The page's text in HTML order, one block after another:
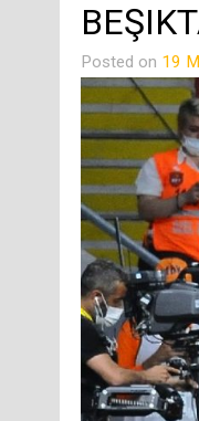
Posted on 19